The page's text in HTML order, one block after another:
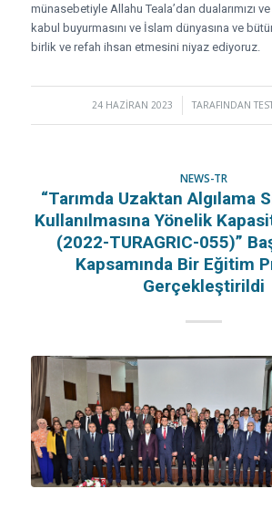
münasebetiyle Allahu Teala’dan dualarımızı ve
kabul buyurmasını ve İslam dünyasına ve
birlik ve refah ihsan etmesini niyaz ediyoruz.
24 HAZIRAN 2023
/ TARAFINDAN
NEWS-TR
“Tarımda Uzaktan Algılama
Kullanılmasına Yönelik
(2022-TURAGRIC-055)”
Kapsamında Bir Eğitim
Gerçekleştirildi